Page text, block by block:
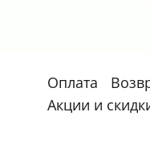
Оплата
Акции и